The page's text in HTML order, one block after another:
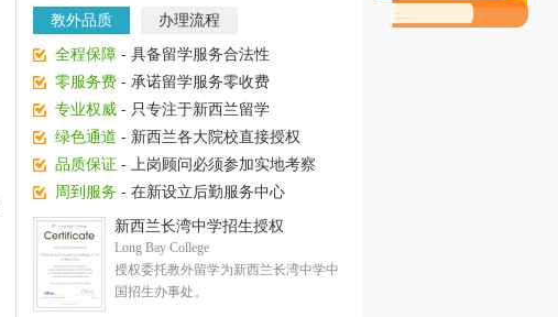
教外品质 办理流程
全程保障 - 具备留学服务合法性
零服务费 - 承诺留学服务零收费
专业权威 - 只专注于新西兰留学
绿色通道 - 新西兰各大院校直接授权
品质保证 - 上岗顾问必须参加实地考察
周到服务 - 在新设立后勤服务中心